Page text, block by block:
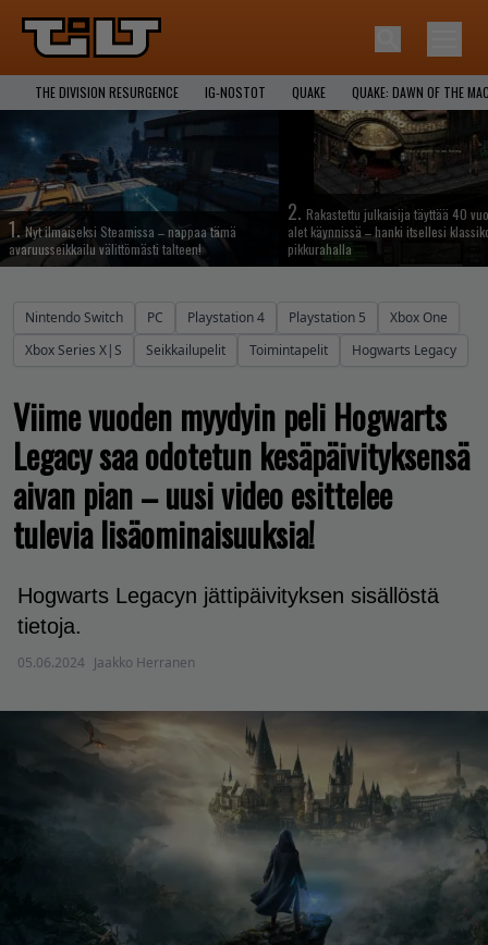
THE DIVISION RESURGENCE IG-NOSTOT QUAKE QUAKE: DAWN OF THE
1. Nyt ilmaiseksi Steamissa – nappaa tämä
avaruusseikkailu välittömästi talteen!
2. Rakastettu julkaisija täyttää 40
alet käynnissä – hanki itsellesi
pikkurahalla
Nintendo Switch PC Playstation 4 Playstation 5
Xbox One
Xbox Series X|S
Seikkailupelit Toimintapelit Hogwarts Legacy
Viime vuoden myydyin peli Hogwarts
Legacy saa odotetun kesäpäivityksensä
aivan pian – uusi video esittelee
tulevia lisäominaisuuksia!
Hogwarts Legacyn jättipäivityksen sisällöstä
tietoja.
05.06.2024 Jaakko Herranen